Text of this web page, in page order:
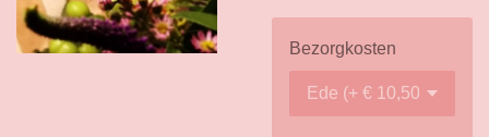
Bezorgkosten